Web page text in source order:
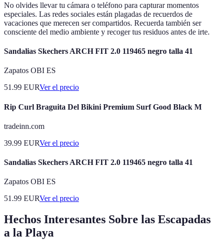
No olvides llevar tu cámara o teléfono para capturar momentos
especiales. Las redes sociales están plagadas de recuerdos de
vacaciones que merecen ser compartidos. Recuerda también ser
consciente del medio ambiente y recoger tus residuos antes de irte.
Sandalias Skechers ARCH FIT 2.0 119465 negro talla 41
Zapatos OBI ES
51.99 EURVer el precio
Rip Curl Braguita Del Bikini Premium Surf Good Black M
tradeinn.com
39.99 EURVer el precio
Sandalias Skechers ARCH FIT 2.0 119465 negro talla 41
Zapatos OBI ES
51.99 EURVer el precio
Hechos Interesantes Sobre las Escapadas
a la Playa